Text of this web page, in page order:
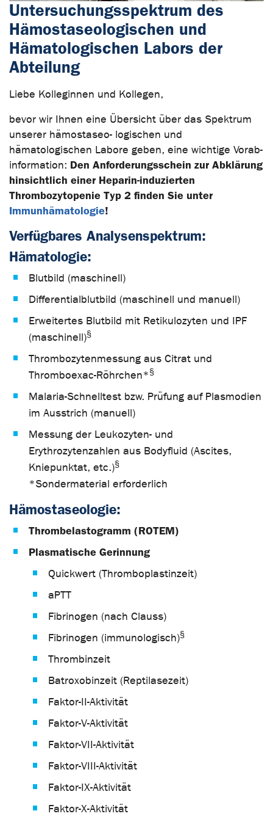
Untersuchungsspektrum des
Hämostaseologischen und
Hämatologischen Labors der
Abteilung
Liebe Kolleginnen und Kollegen,
bevor wir Ihnen eine Übersicht über das Spektrum
unserer hämostaseo- logischen und
hämatologischen Labore geben, eine wichtige Vorab-
information: Den Anforderungsschein zur Abklärung
hinsichtlich einer Heparin-induzierten
Thrombozytopenie Typ 2 finden Sie unter
Immunhämatologie!
Verfügbares Analysenspektrum:
Hämatologie:
Blutbild (maschinell)
Differentialblutbild (maschinell und manuell)
Erweitertes Blutbild mit Retikulozyten und IPF
(maschinell)§
Thrombozytenmessung aus Citrat und
Thromboexac-Röhrchen* §
Malaria-Schnelltest bzw. Prüfung auf Plasmodien
im Ausstrich (manuell)
Messung der Leukozyten- und
Erythrozytenzahlen aus Bodyfluid (Ascites,
Kniepunktat, etc.)§
*Sondermaterial erforderlich
Hämostaseologie:
Thrombelastogramm (ROTEM)
Plasmatische Gerinnung
Quickwert (Thromboplastinzeit)
aPTT
Fibrinogen (nach Clauss)
Fibrinogen (immunologisch)§
Thrombinzeit
Batroxobinzeit (Reptilasezeit)
Faktor-II-Aktivität
Faktor-V-Aktivität
Faktor-VII-Aktivität
Faktor-VIII-Aktivität
Faktor-IX-Aktivität
Faktor-X-Aktivität